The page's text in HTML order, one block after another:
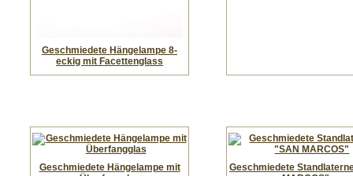
Geschmiedete Hängelampe 8-
eckig mit Facettenglass
Geschmiedete Hängelampe mit
Geschmiedete